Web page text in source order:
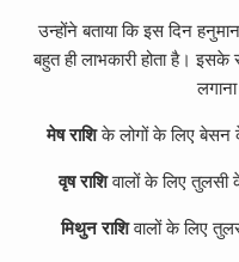
उन्होंने बताया कि इस दिन
बहुत ही लाभकारी होता है।
मेष राशिके लोगों के लिए बेसन
वृष राशिवालों के लिए तुलसी
मिथुन राशिवालों के लिए